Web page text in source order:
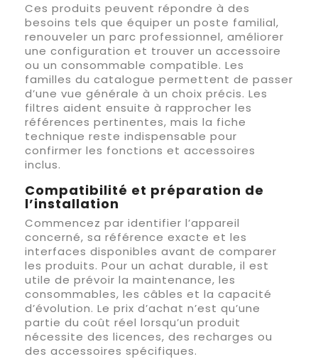
Ces produits peuvent répondre à des
besoins tels que équiper un poste familial,
renouveler un parc professionnel, améliorer
une configuration et trouver un accessoire
ou un consommable compatible. Les
familles du catalogue permettent de passer
d’une vue générale à un choix précis. Les
filtres aident ensuite à rapprocher les
références pertinentes, mais la fiche
technique reste indispensable pour
confirmer les fonctions et accessoires
inclus.
Compatibilité et préparation de
l’installation
Commencez par identifier l’appareil
concerné, sa référence exacte et les
interfaces disponibles avant de comparer
les produits. Pour un achat durable, il est
utile de prévoir la maintenance, les
consommables, les câbles et la capacité
d’évolution. Le prix d’achat n’est qu’une
partie du coût réel lorsqu’un produit
nécessite des licences, des recharges ou
des accessoires spécifiques.